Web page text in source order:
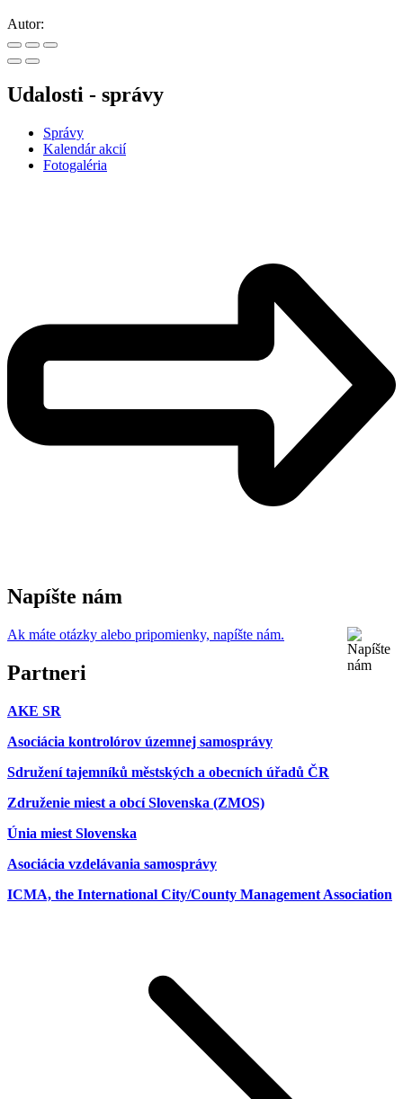
Autor:
Udalosti - správy
Správy
Kalendár akcií
Fotogaléria
Napíšte nám
Ak máte otázky alebo pripomienky, napíšte nám.
Partneri
AKE SR
Asociácia kontrolórov územnej samosprávy
Sdružení tajemníků městských a obecních úřadů ČR
Združenie miest a obcí Slovenska (ZMOS)
Únia miest Slovenska
Asociácia vzdelávania samosprávy
ICMA, the International City/County Management Association